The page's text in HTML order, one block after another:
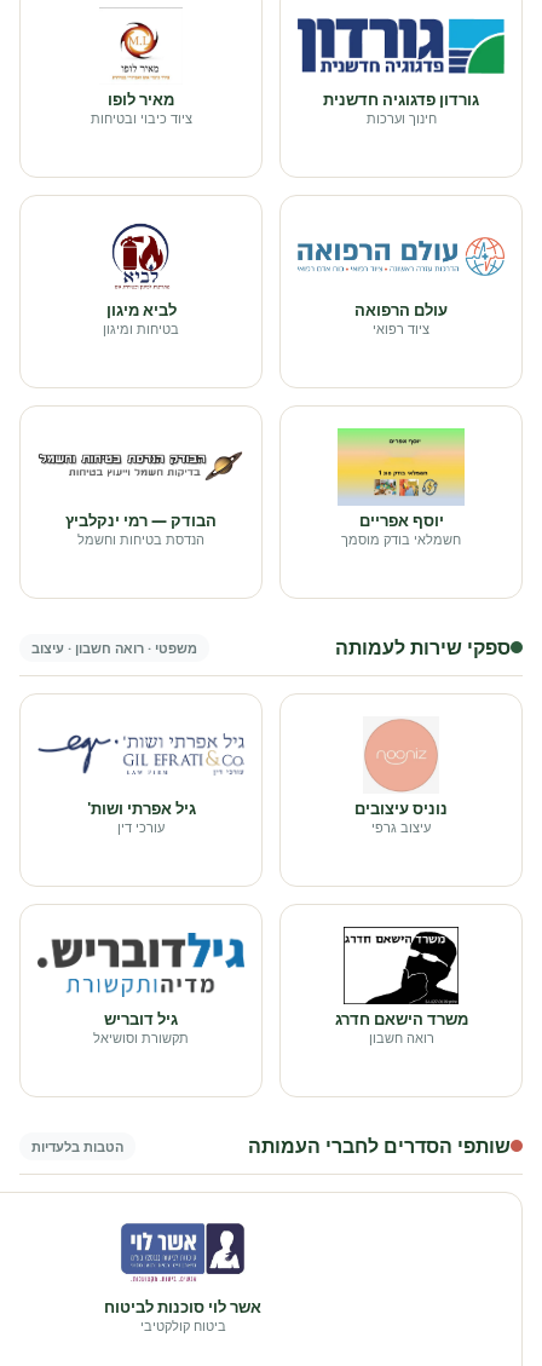
גורדון פדגוגיה חדשנית
חינוך וערכות
מאיר לופו
ציוד כיבוי ובטיחות
עולם הרפואה
ציוד רפואי
לביא מיגון
בטיחות ומיגון
יוסף אפריים
חשמלאי בודק מוסמך
הבודק — רמי ינקלביץ
הנדסת בטיחות וחשמל
ספקי שירות לעמותה משפטי · רואה חשבון · עיצוב
נוניס עיצובים
עיצוב גרפי
גיל אפרתי ושות'
עורכי דין
משרד הישאם חדרג
רואה חשבון
גיל דובריש
תקשורת וסושיאל
שותפי הסדרים לחברי העמותה הטבות בלעדיות
אשר לוי סוכנות לביטוח
ביטוח קולקטיבי